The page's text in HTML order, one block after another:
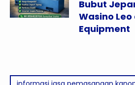
Bubut
Wasino Leo
Equipment